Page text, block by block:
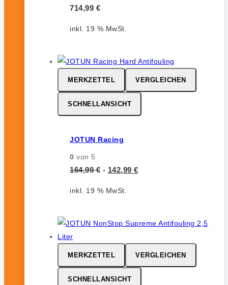
714,99 €
inkl. 19 % MwSt.
MERKZETTEL VERGLEICHEN
SCHNELLANSICHT
JOTUN Racing
0 von 5
164,99€ - 142,99 €
inkl. 19 % MwSt.
MERKZETTEL VERGLEICHEN
SCHNELLANSICHT